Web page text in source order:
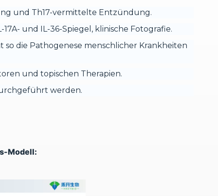
und Th17-vermittelte Entzündung.
und IL-36-Spiegel, klinische Fotografie.
so die Pathogenese menschlicher Krankheiten
und topischen Therapien.
werden.
Modell: